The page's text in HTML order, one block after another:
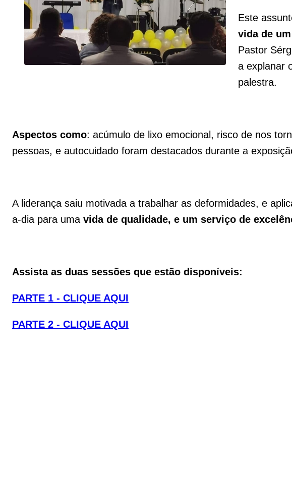
Este
vida de
Pastor
a explanar
palestra.
Aspectos como: acúmulo de lixo emocional, risco de nos
pessoas, e autocuidado foram destacados durante a
A liderança saiu motivada a trabalhar as deformidades, e
a-dia para uma vida de qualidade, e um serviço de
Assista as duas sessões que estão disponíveis:
PARTE 1 - CLIQUE AQUI
PARTE 2 - CLIQUE AQUI